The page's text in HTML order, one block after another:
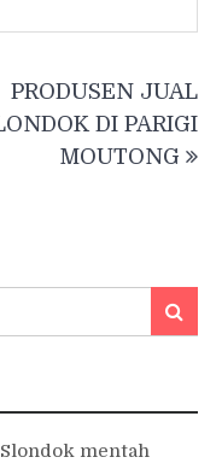
PRODUSEN JUAL
DI PARIGI
MOUTONG
Search
mentah